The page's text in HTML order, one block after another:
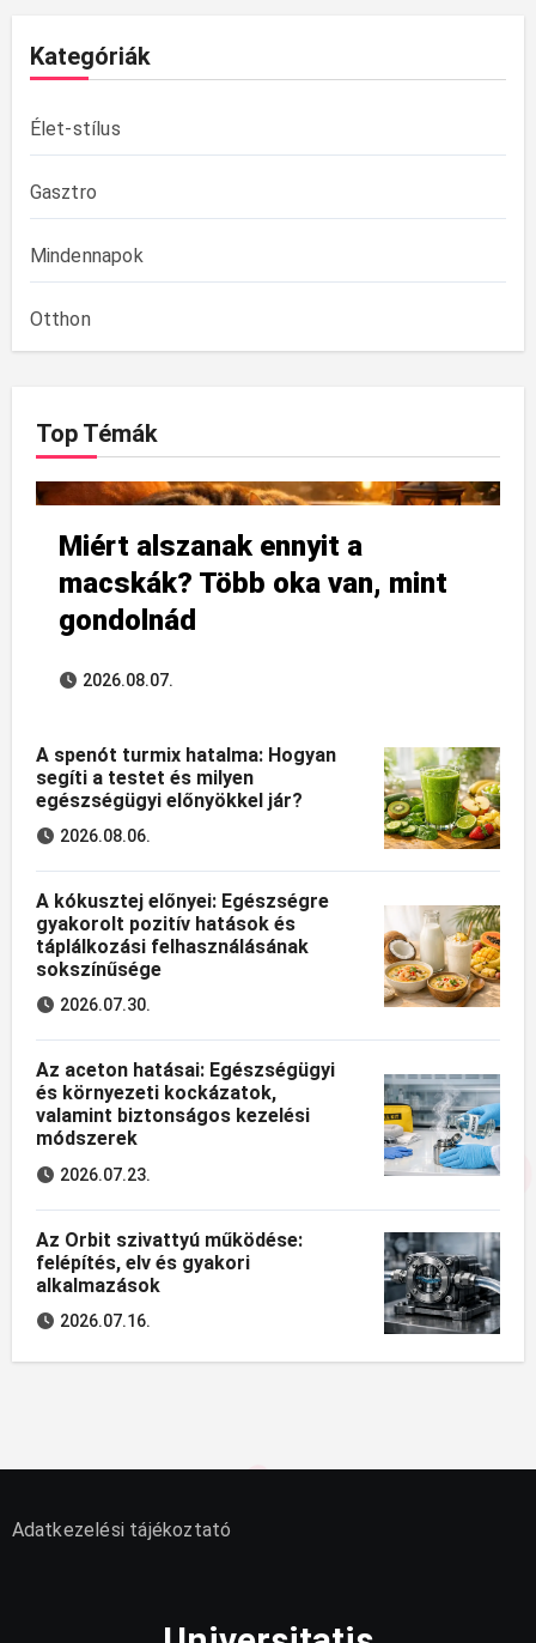
Kategóriák
Élet-stílus
Gasztro
Mindennapok
Otthon
Top Témák
Miért alszanak ennyit a
macskák? Több oka van, mint
gondolnád
2026.08.07.
A spenót turmix hatalma: Hogyan
segíti a testet és milyen
egészségügyi előnyökkel jár?
2026.08.06.
A kókusztej előnyei: Egészségre
gyakorolt pozitív hatások és
táplálkozási felhasználásának
sokszínűsége
2026.07.30.
Az aceton hatásai: Egészségügyi
és környezeti kockázatok,
valamint biztonságos kezelési
módszerek
2026.07.23.
Az Orbit szivattyú működése:
felépítés, elv és gyakori
alkalmazások
2026.07.16.
Adatkezelési tájékoztató